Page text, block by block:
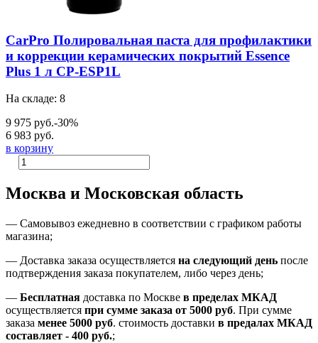
CarPro Полировальная паста для профилактики
и коррекции керамических покрытий Essence
Plus 1 л CP-ESP1L
На складе: 8
9 975 руб.-30%
6 983 руб.
в корзину
Москва и Московская область
— Самовывоз ежедневно в соответствии с графиком работы
магазина;
— Доставка заказа осуществляется на следующий день после
подтверждения заказа покупателем, либо через день;
— Бесплатная доставка по Москве в пределах МКАД
осуществляется при сумме заказа от 5000 руб. При сумме
заказа менее 5000 руб. стоимость доставки в предалах МКАД
составляет - 400 руб.;